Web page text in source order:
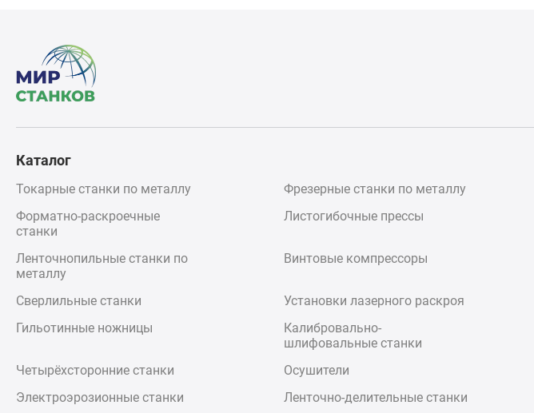
Каталог
Токарные станки по металлу
Фрезерные станки по металлу
Форматно-раскроечные
станки
Листогибочные прессы
Ленточнопильные станки по
металлу
Винтовые компрессоры
Сверлильные станки
Установки лазерного раскроя
Гильотинные ножницы
Калибровально-
шлифовальные станки
Четырёхсторонние станки
Осушители
Электроэрозионные станки
Ленточно-делительные станки